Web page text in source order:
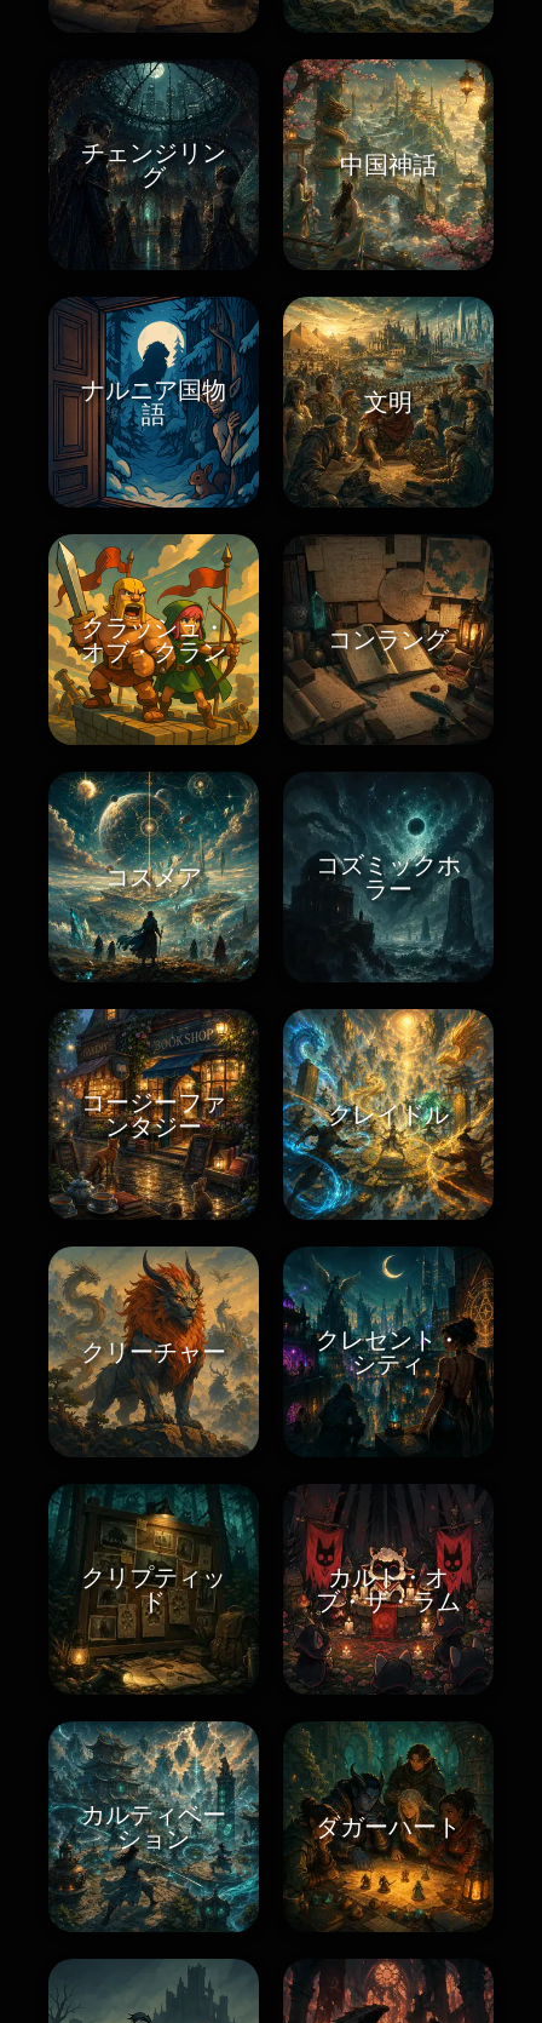
チェンジリン
グ
中国神話
ナルニア国物
語
文明
クラッシュ・
オブ・クラン
コンラング
コスメア
コズミックホ
ラー
コージーファ
ンタジー
クレイドル
クリーチャー
クレセント・
シティ
クリプティッ
ド
カルト・オ
ブ・ザ・ラム
カルティベー
ション
ダガーハート